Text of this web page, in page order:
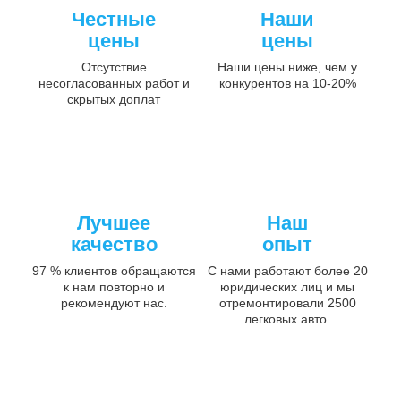
Честные
цены
Отсутствие
несогласованных работ и
скрытых доплат
Наши
цены
Наши цены ниже, чем у
конкурентов на 10-20%
Лучшее
качество
97 % клиентов обращаются
к нам повторно и
рекомендуют нас.
Наш
опыт
С нами работают более 20
юридических лиц и мы
отремонтировали 2500
легковых авто.